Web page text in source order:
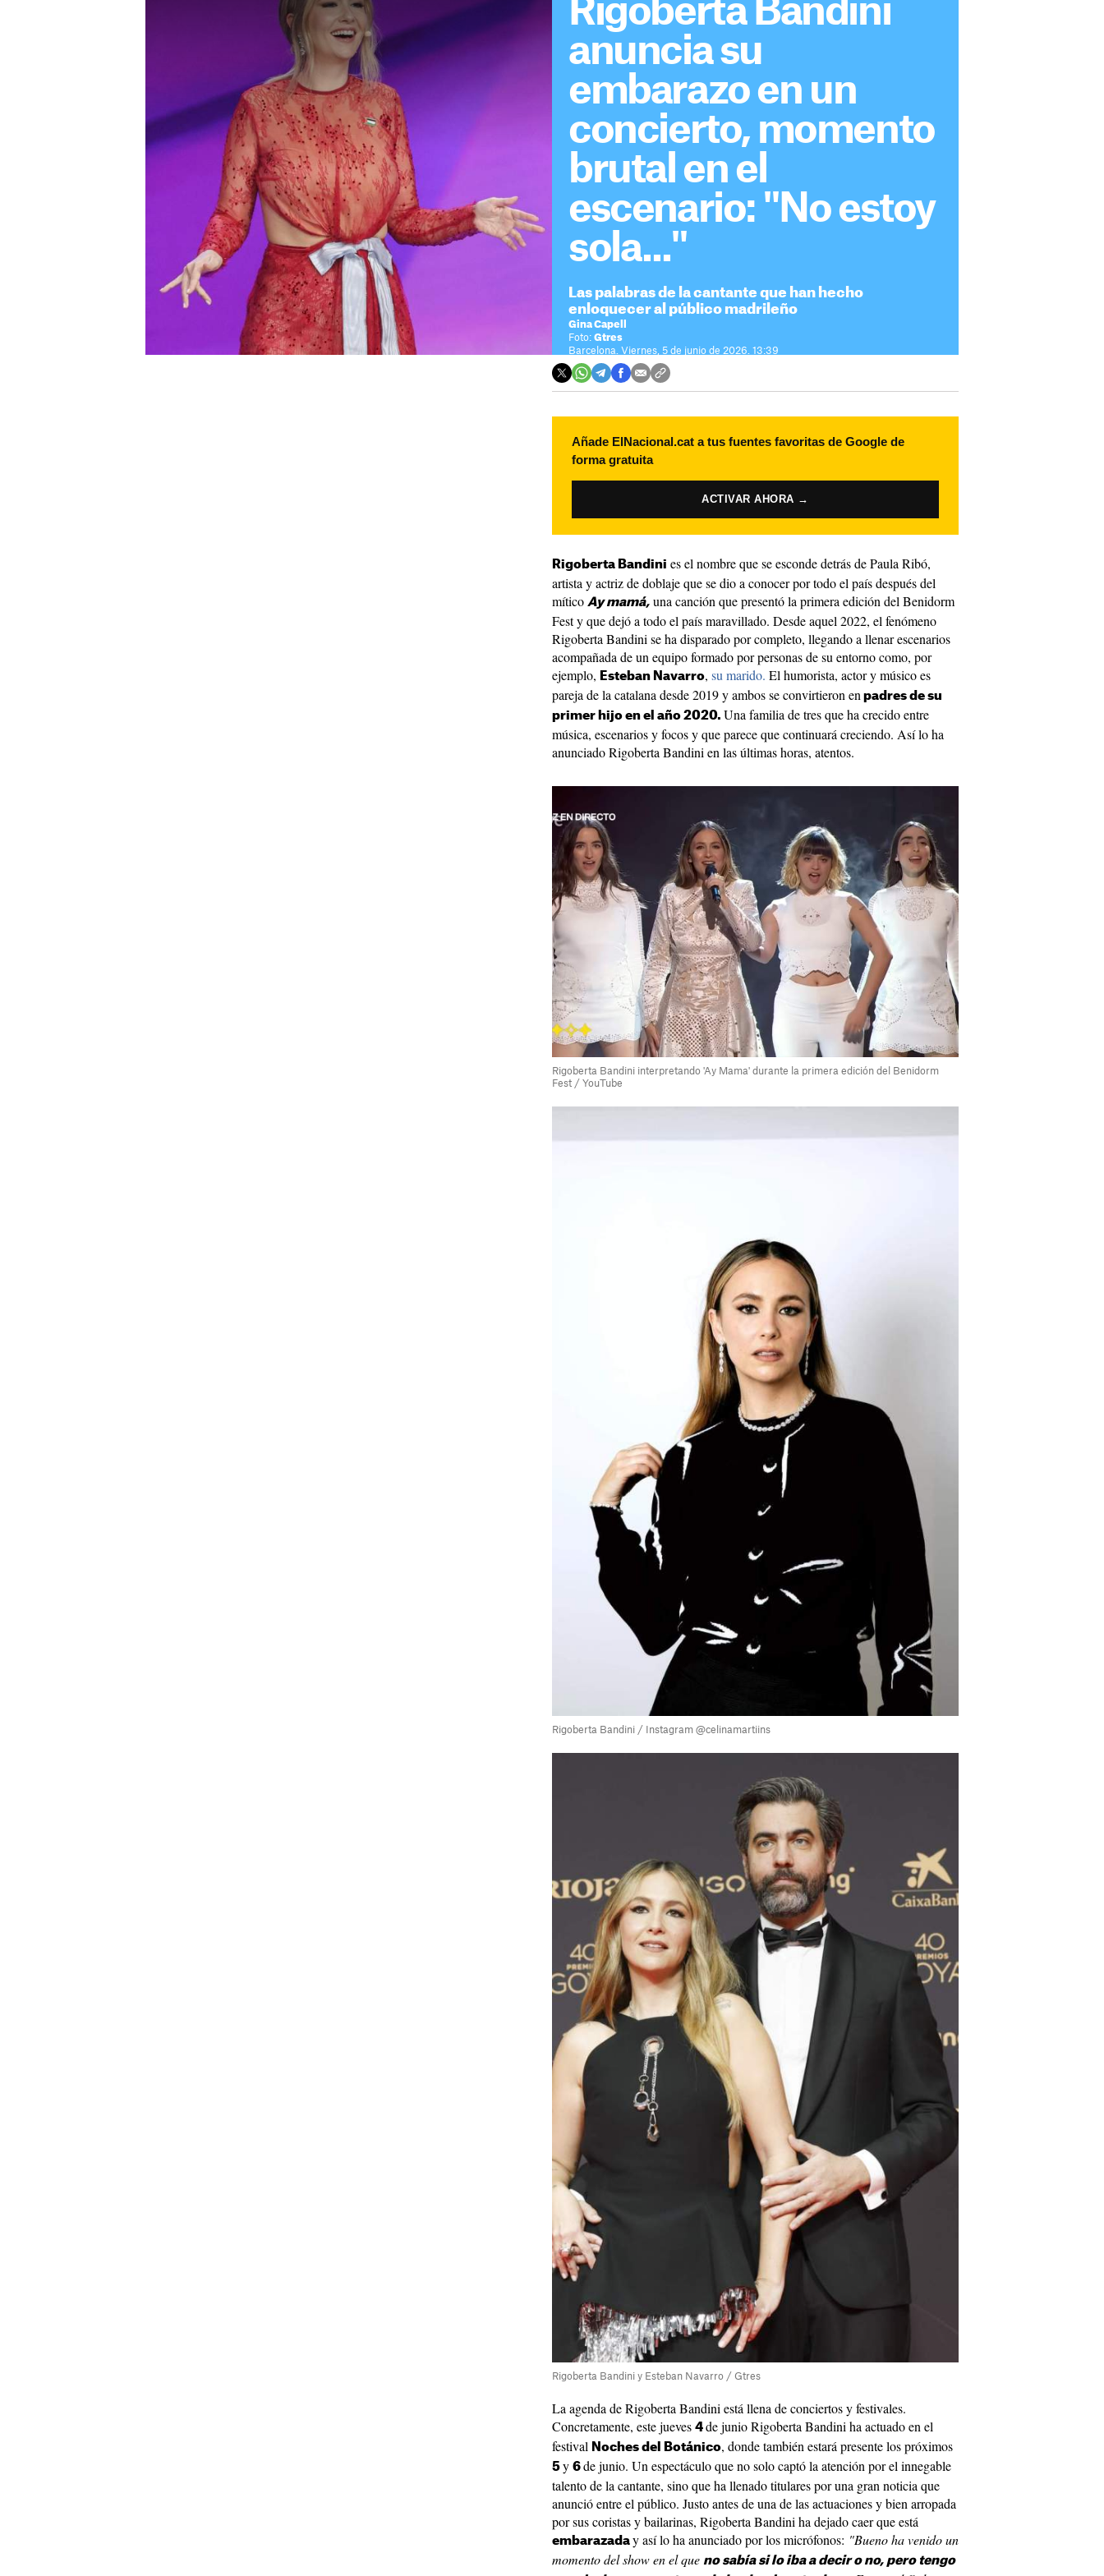
Rigoberta Bandini
anuncia su
embarazo en un
concierto, momento
brutal en el
escenario: "No estoy
sola..."
Las palabras de la cantante que han hecho
enloquecer al público madrileño
Gina Capell
Foto: Gtres
Barcelona. Viernes, 5 de junio de 2026. 13:39
Tiempo de lectura: 2 minutos
Añade ElNacional.cat a tus fuentes favoritas de Google de
forma gratuita
ACTIVAR AHORA →
Rigoberta Bandini es el nombre que se esconde detrás de Paula Ribó,
artista y actriz de doblaje que se dio a conocer por todo el país después del
mítico Ay mamá, una canción que presentó la primera edición del Benidorm
Fest y que dejó a todo el país maravillado. Desde aquel 2022, el fenómeno
Rigoberta Bandini se ha disparado por completo, llegando a llenar escenarios
acompañada de un equipo formado por personas de su entorno como, por
ejemplo, Esteban Navarro, su marido. El humorista, actor y músico es
pareja de la catalana desde 2019 y ambos se convirtieron en padres de su
primer hijo en el año 2020. Una familia de tres que ha crecido entre
música, escenarios y focos y que parece que continuará creciendo. Así lo ha
anunciado Rigoberta Bandini en las últimas horas, atentos.
Rigoberta Bandini interpretando 'Ay Mama' durante la primera edición del Benidorm
Fest / YouTube
Rigoberta Bandini / Instagram @celinamartiins
Rigoberta Bandini y Esteban Navarro / Gtres
La agenda de Rigoberta Bandini está llena de conciertos y festivales.
Concretamente, este jueves 4 de junio Rigoberta Bandini ha actuado en el
festival Noches del Botánico, donde también estará presente los próximos
5 y 6 de junio. Un espectáculo que no solo captó la atención por el innegable
talento de la cantante, sino que ha llenado titulares por una gran noticia que
anunció entre el público. Justo antes de una de las actuaciones y bien arropada
por sus coristas y bailarinas, Rigoberta Bandini ha dejado caer que está
embarazada y así lo ha anunciado por los micrófonos: "Bueno ha venido un
momento del show en el que no sabía si lo iba a decir o no, pero tengo